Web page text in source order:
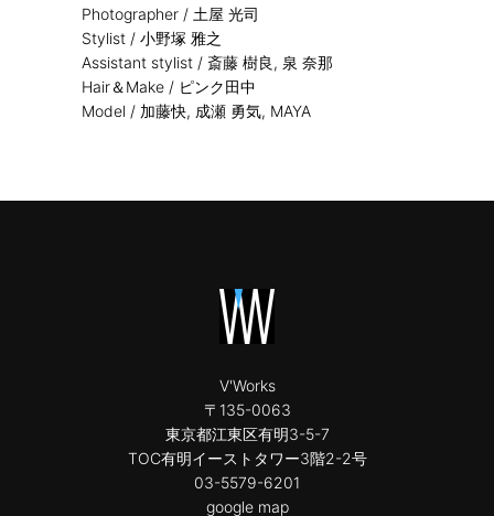
Photographer / 土屋 光司
Stylist / 小野塚 雅之
Assistant stylist / 斎藤 樹良, 泉 奈那
Hair＆Make / ピンク田中
Model / 加藤快, 成瀬 勇気, MAYA
V'Works
〒135-0063
東京都江東区有明3-5-7
TOC有明イーストタワー3階2-2号
03-5579-6201
google map